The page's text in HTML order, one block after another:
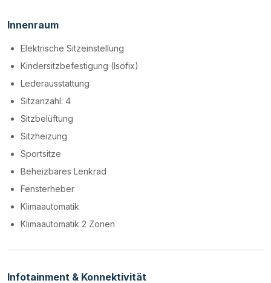
Innenraum
Elektrische Sitzeinstellung
Kindersitzbefestigung (Isofix)
Lederausstattung
Sitzanzahl: 4
Sitzbelüftung
Sitzheizung
Sportsitze
Beheizbares Lenkrad
Fensterheber
Klimaautomatik
Klimaautomatik 2 Zonen
Infotainment & Konnektivität